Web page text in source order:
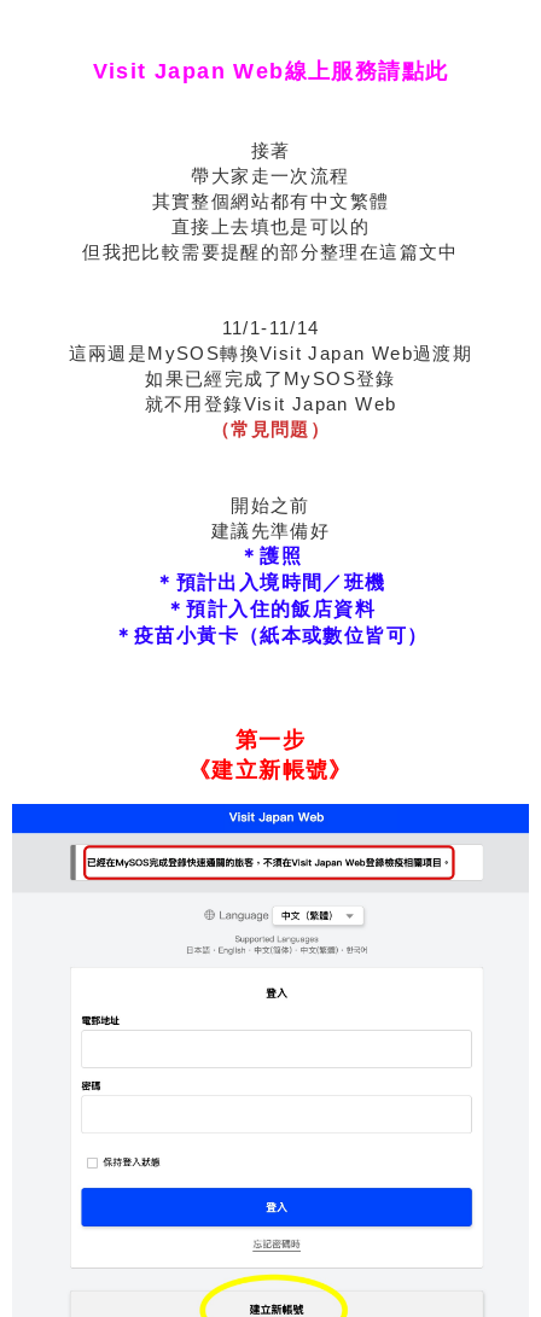
Visit Japan Web線上服務請點此
接著
帶大家走一次流程
其實整個網站都有中文繁體
直接上去填也是可以的
但我把比較需要提醒的部分整理在這篇文中
11/1-11/14
這兩週是MySOS轉換Visit Japan Web過渡期
如果已經完成了MySOS登錄
就不用登錄Visit Japan Web
（常見問題）
開始之前
建議先準備好
＊護照
＊預計出入境時間／班機
＊預計入住的飯店資料
＊疫苗小黃卡（紙本或數位皆可）
第一步
《建立新帳號》